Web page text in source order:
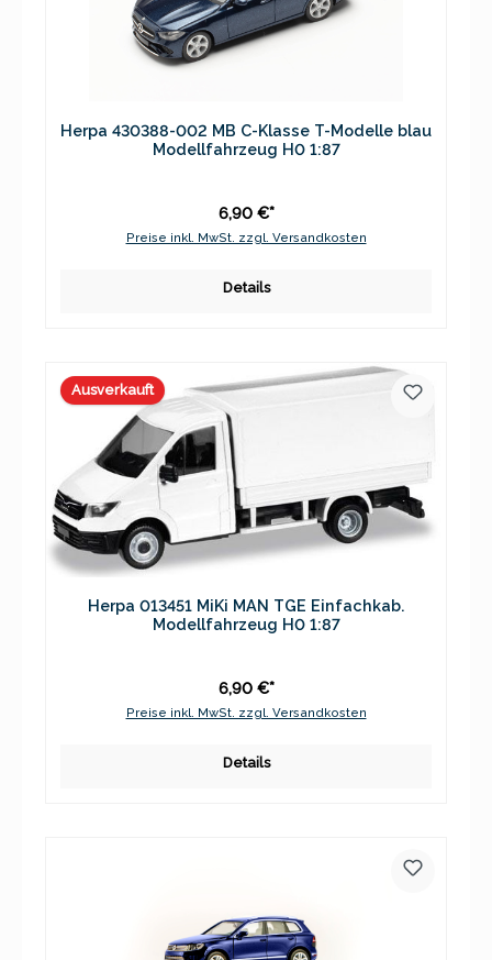
Herpa 430388-002 MB C-Klasse T-Modelle blau
Modellfahrzeug H0 1:87
6,90 €*
Preise inkl. MwSt. zzgl. Versandkosten
Details
Ausverkauft
Herpa 013451 MiKi MAN TGE Einfachkab.
Modellfahrzeug H0 1:87
6,90 €*
Preise inkl. MwSt. zzgl. Versandkosten
Details